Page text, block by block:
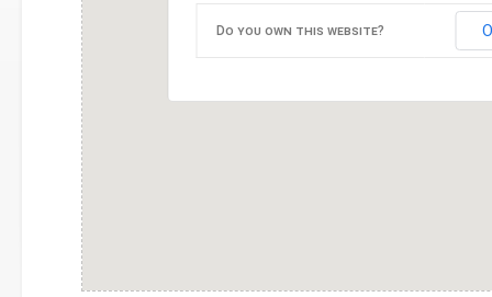
Do you own this website?